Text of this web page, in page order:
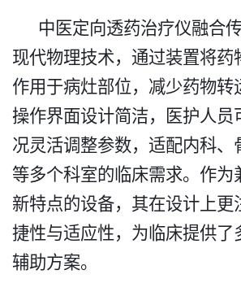
中医定向透药治疗仪融合
现代物理技术，通过装置将药
作用于病灶部位，减少药物转
操作界面设计简洁，医护人员
况灵活调整参数，适配内科、
等多个科室的临床需求。作为
新特点的设备，其在设计上更
捷性与适应性，为临床提供了
辅助方案。​